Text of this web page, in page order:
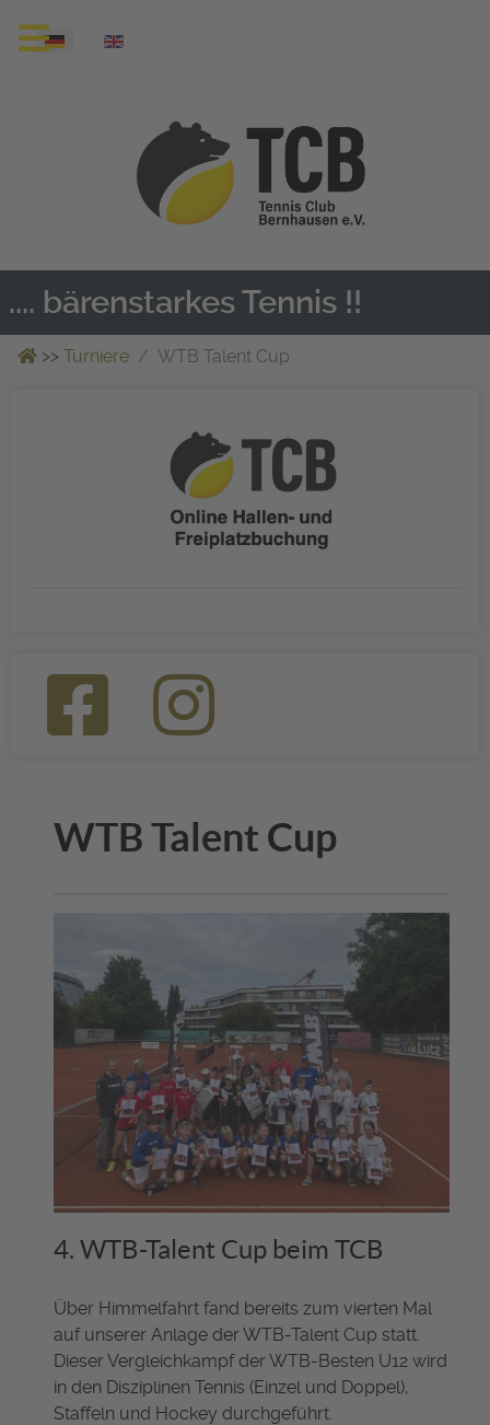
Sprache auswählen
.... bärenstarkes Tennis !!
>> Turniere WTB Talent Cup
WTB Talent Cup
4. WTB-Talent Cup beim TCB
Über Himmelfahrt fand bereits zum vierten Mal
auf unserer Anlage der WTB-Talent Cup statt.
Dieser Vergleichkampf der WTB-Besten U12 wird
in den Disziplinen Tennis (Einzel und Doppel),
Staffeln und Hockey durchgeführt.